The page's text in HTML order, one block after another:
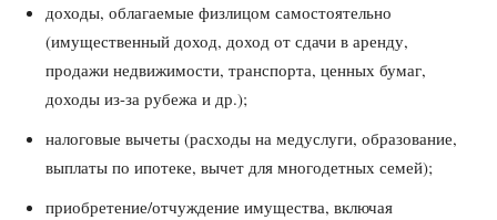
доходы, облагаемые физлицом самостоятельно
(имущественный доход, доход от сдачи в аренду,
продажи недвижимости, транспорта, ценных бумаг,
доходы из-за рубежа и др.);
налоговые вычеты (расходы на медуслуги, образование,
выплаты по ипотеке, вычет для многодетных семей);
приобретение/отчуждение имущества, включая